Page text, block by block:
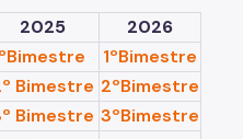
2025
2026
1ºBimestre
Bimestre 2ºBimestre
Bimestre 3ºBimestre